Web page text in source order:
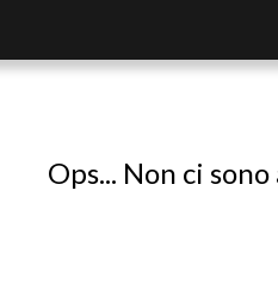
Ops... Non ci